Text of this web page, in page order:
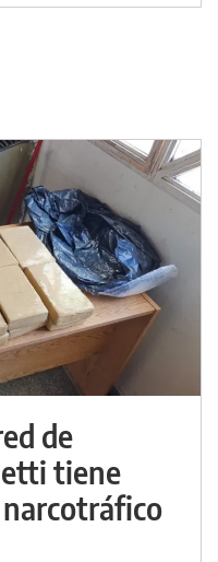
de
tiene